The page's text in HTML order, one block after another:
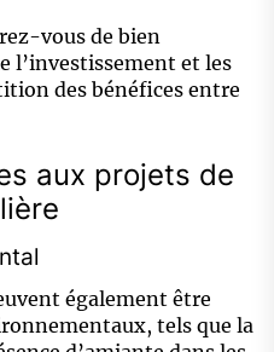
vous de bien
l’investissement et les
des bénéfices entre
aux projets de
également être
tels que la